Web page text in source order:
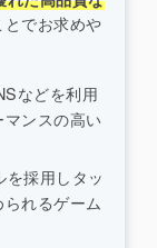
でお求めや
などを利用
ンスの高い
を採用しタッ
れるゲーム